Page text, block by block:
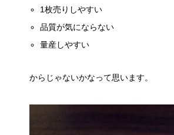
1枚売りしやすい
品質が気にならない
量産しやすい
からじゃないかなって思います。